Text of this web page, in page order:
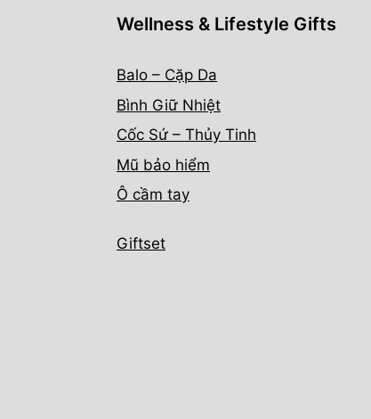
Wellness & Lifestyle Gifts
Balo – Cặp Da
Bình Giữ Nhiệt
Cốc Sứ – Thủy Tinh
Mũ bảo hiểm
Ô cầm tay
Giftset